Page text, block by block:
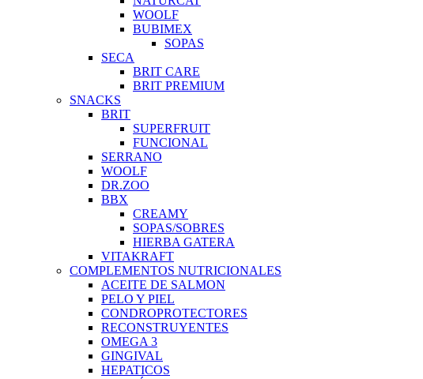
WOOLF
BUBIMEX
SOPAS
SECA
BRIT CARE
BRIT PREMIUM
SNACKS
BRIT
SUPERFRUIT
FUNCIONAL
SERRANO
WOOLF
DR.ZOO
BBX
CREAMY
SOPAS/SOBRES
HIERBA GATERA
VITAKRAFT
COMPLEMENTOS NUTRICIONALES
ACEITE DE SALMON
PELO Y PIEL
CONDROPROTECTORES
RECONSTRUYENTES
OMEGA 3
GINGIVAL
HEPATICOS